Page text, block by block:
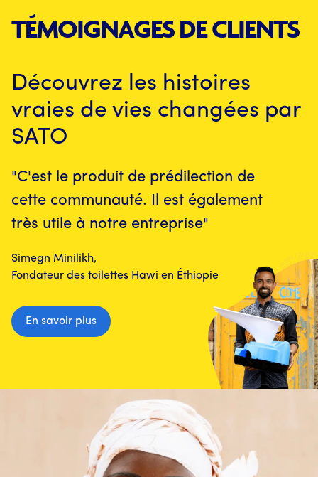
TÉMOIGNAGES DE CLIENTS
Découvrez les histoires
vraies de vies changées par
SATO
"C'est le produit de prédilection de
cette communauté. Il est également
très utile à notre entreprise"
Simegn Minilikh,
Fondateur des toilettes Hawi en Éthiopie
En savoir plus